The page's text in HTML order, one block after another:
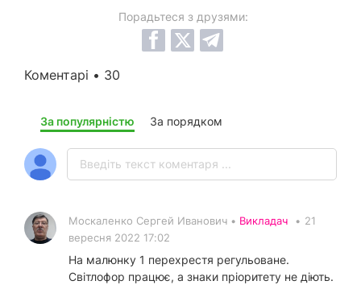
Порадьтеся з друзями:
Коментарі • 30
За популярністю За порядком
Москаленко Сергей Иванович • Викладач • 21
вересня 2022 17:02
На малюнку 1 перехрестя регульоване.
Світлофор працює, а знаки пріоритету не діють.